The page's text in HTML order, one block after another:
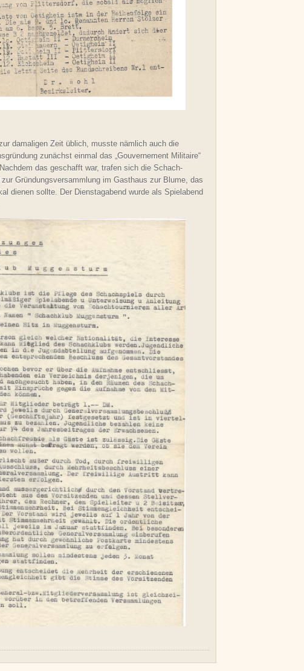
damaligen Zeit üblich, musste nämlich auch die
zunächst einmal das „Gouvernement Militaire“
das geschafft war, trafen sich die Schach-
Gründungsversammlung im Gasthaus zur Blume, das
dienen sollte. Der Dienstagabend wurde als Spielabend